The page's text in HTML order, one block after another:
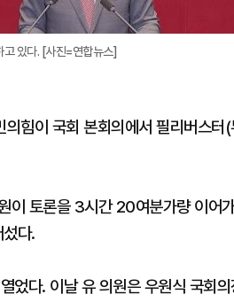
있다. [사진=연합뉴스]
힘이 국회 본회의에서 필리버스터
이 토론을 3시간 20여분가량 이어
다.
었다. 이날 유 의원은 우원식 국회